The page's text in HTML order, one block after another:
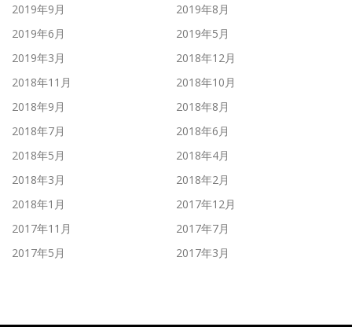
2019年9月
2019年8月
2019年6月
2019年5月
2019年3月
2018年12月
2018年11月
2018年10月
2018年9月
2018年8月
2018年7月
2018年6月
2018年5月
2018年4月
2018年3月
2018年2月
2018年1月
2017年12月
2017年11月
2017年7月
2017年5月
2017年3月